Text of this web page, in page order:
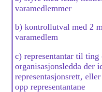
varamedlemmer
b) kontrollutval med 2
varamedlem
c) representantar til ting
organisasjonsledda der
representasjonsrett,
opp representantane